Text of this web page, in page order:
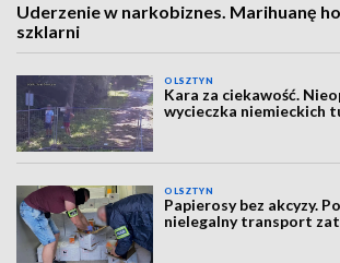
Uderzenie w narkobiznes. Marihuanę
szklarni
OLSZTYN
Kara za ciekawość.
wycieczka niemieckich
OLSZTYN
Papierosy bez akcyzy.
nielegalny transport